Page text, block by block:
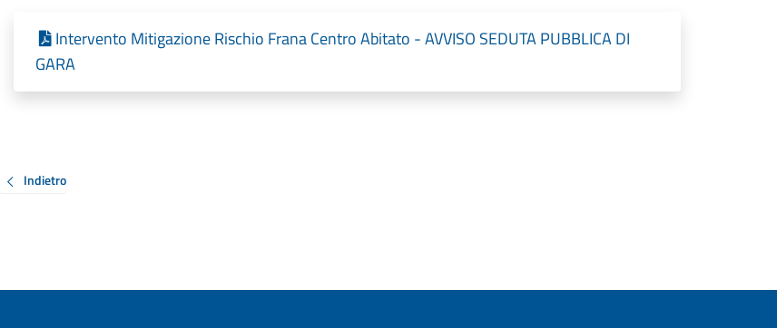
Intervento Mitigazione Rischio Frana Centro Abitato - AVVISO SEDUTA PUBBLICA DI
GARA
Indietro